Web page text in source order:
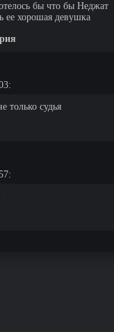
бы что бы Неджат
ее хорошая девушка
только судья